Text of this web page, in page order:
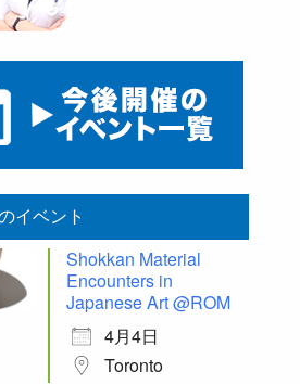
イベント
Shokkan Material
Encounters in
Japanese Art @ROM
4月4日
Toronto